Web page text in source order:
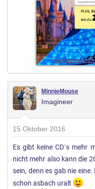
MinnieMouse
Imagineer
15 Oktober 2016
Es gibt keine CD´s mehr
nicht mehr also kann die
sein, denn es gab nie
schon asbach uralt